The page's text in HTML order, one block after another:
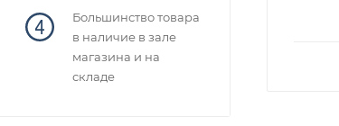
Большинство товара
в наличие в зале
магазина и на
складе